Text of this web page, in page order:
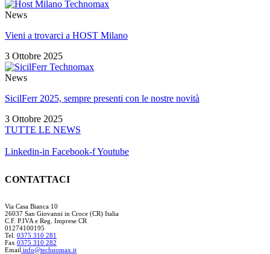
News
Vieni a trovarci a HOST Milano
3 Ottobre 2025
News
SicilFerr 2025, sempre presenti con le nostre novità
3 Ottobre 2025
TUTTE LE NEWS
Linkedin-in Facebook-fYoutube
CONTATTACI
Via Casa Bianca 10
26037 San Giovanni in Croce (CR) Italia
C.F. P.IVA e Reg. Imprese CR
01274100195
Tel. 0375 310 281
Fax 0375 310 282
Email info@technomax.it